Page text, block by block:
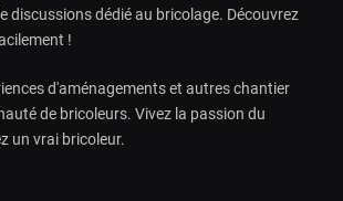
discussions dédié au bricolage. Découvrez
!
d'aménagements et autres chantier
de bricoleurs. Vivez la passion du
un vrai bricoleur.